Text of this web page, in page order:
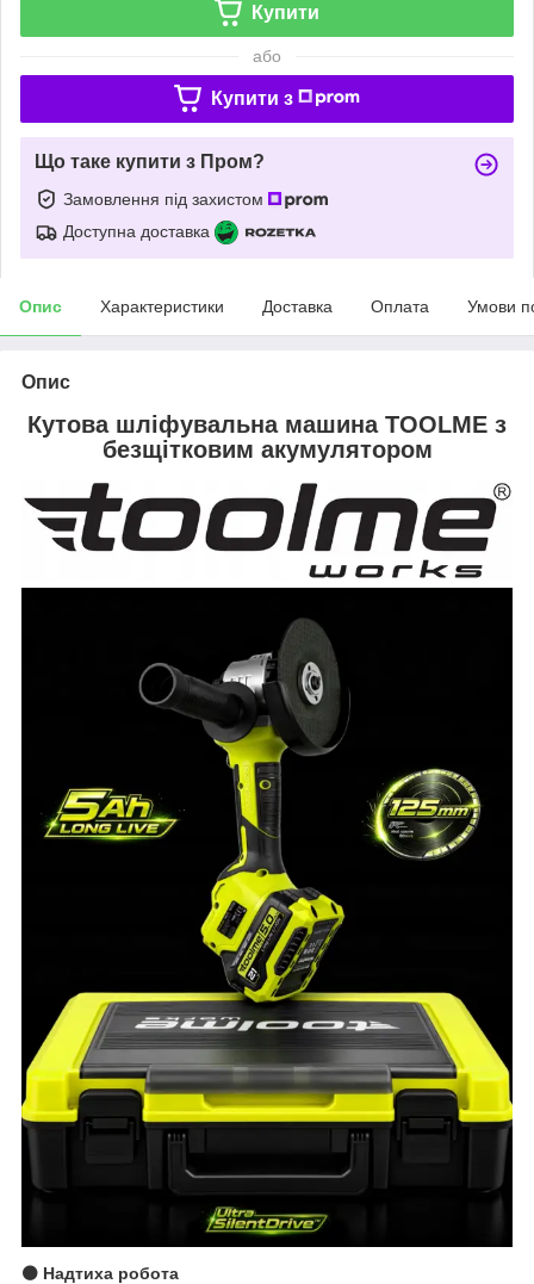
Купити
або
Купити з
Що таке купити з Пром?
Замовлення під захистом
Доступна доставка
Опис Характеристики Доставка Оплата Умови
Опис
Кутова шліфувальна машина TOOLME з
безщітковим акумулятором
⚫ Надтиха робота